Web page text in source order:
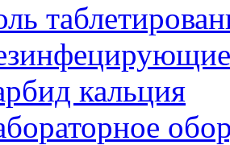
кальция